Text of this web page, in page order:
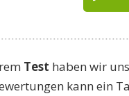
Test haben wir
kann ein